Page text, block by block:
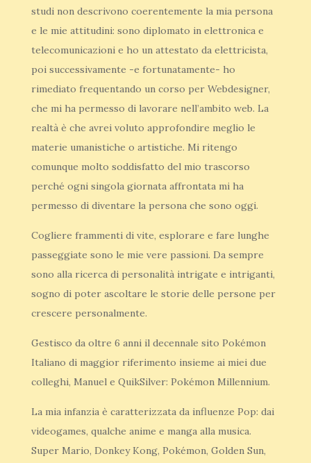
studi non descrivono coerentemente la mia persona
e le mie attitudini: sono diplomato in elettronica e
telecomunicazioni e ho un attestato da elettricista,
poi successivamente -e fortunatamente- ho
rimediato frequentando un corso per Webdesigner,
che mi ha permesso di lavorare nell’ambito web. La
realtà è che avrei voluto approfondire meglio le
materie umanistiche o artistiche. Mi ritengo
comunque molto soddisfatto del mio trascorso
perché ogni singola giornata affrontata mi ha
permesso di diventare la persona che sono oggi.
Cogliere frammenti di vite, esplorare e fare lunghe
passeggiate sono le mie vere passioni. Da sempre
sono alla ricerca di personalità intrigate e intriganti,
sogno di poter ascoltare le storie delle persone per
crescere personalmente.
Gestisco da oltre 6 anni il decennale sito Pokémon
Italiano di maggior riferimento insieme ai miei due
colleghi, Manuel e QuikSilver: Pokémon Millennium.
La mia infanzia è caratterizzata da influenze Pop: dai
videogames, qualche anime e manga alla musica.
Super Mario, Donkey Kong, Pokémon, Golden Sun,